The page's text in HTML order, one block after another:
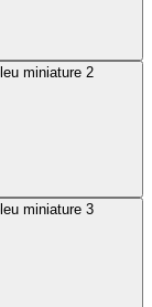
Jobe Unify gilet de sauvetage 50N homme bleu miniature 2
Jobe Unify gilet de sauvetage 50N homme bleu miniature 3